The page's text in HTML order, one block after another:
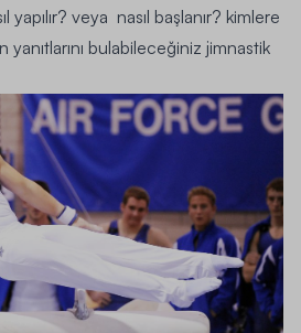
yapılır? veya nasıl başlanır? kimlere
bulabileceğiniz jimnastik